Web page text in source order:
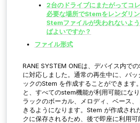
2台のドライブにまたがってコ
必要な場所でStemをレンダリン
Stemファイルが失われないよ
ばよいですか？
ファイル形式
RANE SYSTEM ONEは、デバイス内での
に対応しました。通常の再生中に、バ
ックのStem を作成することができます
と、すべてのstem機能が利用可能になり
ラックのボーカル、メロディ、ベース
きるようになります。 Stem が作成され
クに保存されるため、後で即座に利用可